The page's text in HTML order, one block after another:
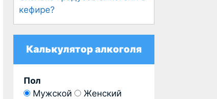
кефире?
Калькулятор алкоголя
Пол
Мужской
Женский